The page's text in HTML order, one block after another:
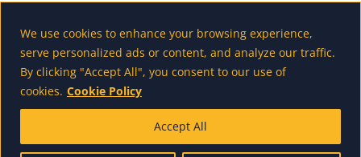
We use cookies to enhance your browsing experience,
serve personalized ads or content, and analyze our traffic.
By clicking "Accept All", you consent to our use of
cookies. Cookie Policy
Accept All